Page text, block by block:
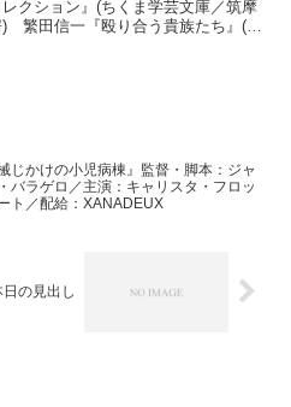
クション』(ちくま学芸文庫／筑摩
繁田信一『殴り合う貴族たち』(角
械じかけの小児病棟』監督・脚本：ジャ
バラゲロ／主演：キャリスタ・フロッ
ト／配給：XANADEUX
日の見出し